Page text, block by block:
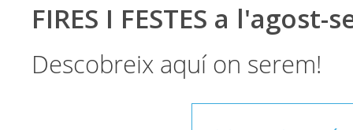
FIRES I FESTES a l'agost-
Descobreix aquí on serem!